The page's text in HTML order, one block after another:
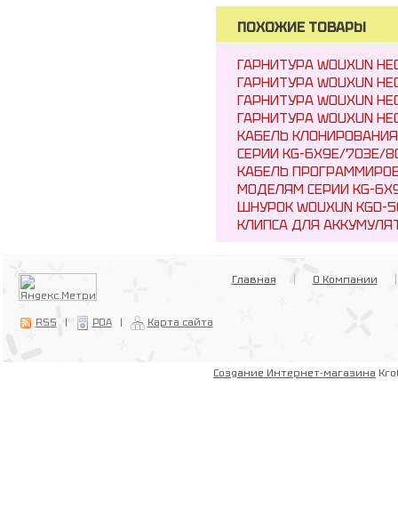
ПОХОЖИЕ ТОВАРЫ
ГАРНИТУРА WOUXUN
ГАРНИТУРА WOUXUN
ГАРНИТУРА WOUXUN
ГАРНИТУРА WOUXUN
КАБЕЛЬ КЛОНИРОВАНИЯ
СЕРИИ KG-6X9E/703E/
КАБЕЛЬ
МОДЕЛЯМ СЕРИИ KG-
ШНУРОК WOUXUN KGD-
КЛИПСА ДЛЯ
RSS | PDA | Карта сайта
Главная О Компании
Создание Интернет-магазина